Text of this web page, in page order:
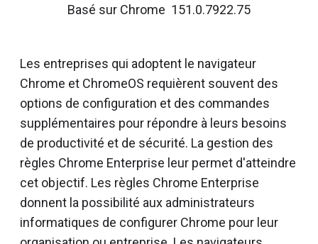
Inclure les règles obsolètes
Basé sur Chrome 151.0.7922.75
Les entreprises qui adoptent le navigateur
Chrome et ChromeOS requièrent souvent des
options de configuration et des commandes
supplémentaires pour répondre à leurs besoins
de productivité et de sécurité. La gestion des
règles Chrome Enterprise leur permet d'atteindre
cet objectif. Les règles Chrome Enterprise
donnent la possibilité aux administrateurs
informatiques de configurer Chrome pour leur